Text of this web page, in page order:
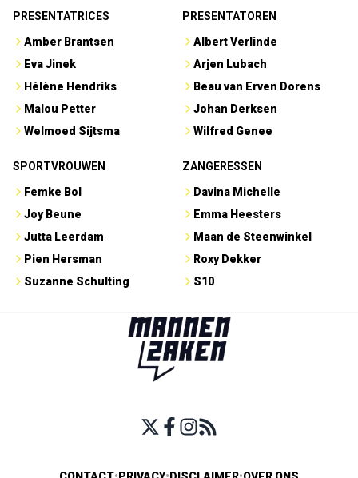
PRESENTATRICES
Amber Brantsen
Eva Jinek
Hélène Hendriks
Malou Petter
Welmoed Sijtsma
PRESENTATOREN
Albert Verlinde
Arjen Lubach
Beau van Erven Dorens
Johan Derksen
Wilfred Genee
SPORTVROUWEN
Femke Bol
Joy Beune
Jutta Leerdam
Pien Hersman
Suzanne Schulting
ZANGERESSEN
Davina Michelle
Emma Heesters
Maan de Steenwinkel
Roxy Dekker
S10